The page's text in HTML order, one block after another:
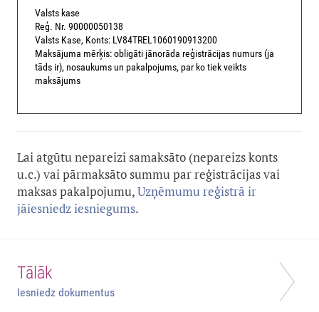
Valsts kase
Reģ. Nr. 90000050138
Valsts Kase, Konts: LV84TREL1060190913200
Maksājuma mērķis: obligāti jānorāda reģistrācijas numurs (ja
tāds ir), nosaukums un pakalpojums, par ko tiek veikts
maksājums
Lai atgūtu nepareizi samaksāto (nepareizs konts
u.c.) vai pārmaksāto summu par reģistrācijas vai
maksas pakalpojumu,Uzņēmumu reģistrā ir
jāiesniedz iesniegums.
Tālāk
Iesniedz dokumentus